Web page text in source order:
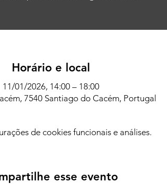
Horário e local
11/01/2026, 14:00 – 18:00
7540 Santiago do Cacém, Portugal
de cookies funcionais e análises.
esse evento